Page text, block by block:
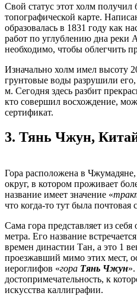
Свой статус этот холм получил
топографической карте.
образовалась в 1831 году как
работ по углублению дна реки
необходимо, чтобы облегчить
Изначально холм имел высоту
грунтовые воды разрушили
м. Сегодня здесь разбит
кто совершил восхождение,
сертификат.
3. Тянь Чжун,
Гора расположена в
округ, в котором проживает
название имеет значение «
что когда-то тут была почтовая
Сама гора представляет из
метра. Его название
времен династии Тан, а это 1
проезжавший мимо этих мест,
иероглифов «гора Тянь Чжун
достопримечательность, к
искусства каллиграфии.